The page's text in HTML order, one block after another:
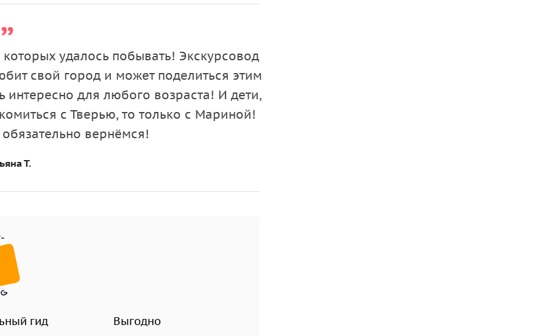
построенный для отдыха царской семьи во
почему Екатерина II особо ценила Тверь и как
семьи.
центра Твери, сохранившейся городской
и мосты.
личностей. Увидите памятники,
удалось побывать! Экскурсовод
свой город и может поделиться этим
интересно для любого возраста! И дети,
с Тверью, то только с Мариной!
вернёмся!
Т.
гид Выгодно